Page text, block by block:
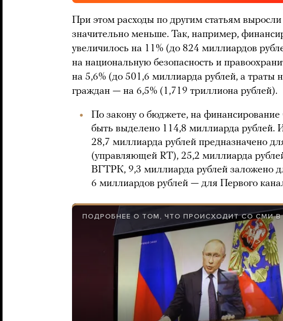
При этом расходы по другим статьям выросли
значительно меньше. Так, например,
увеличилось на 11% (до 824 миллиардов
на национальную безопасность и
на 5,6% (до 501,6 миллиарда рублей, а траты
граждан — на 6,5% (1,719 триллиона рублей).
По закону о бюджете, на
быть выделено 114,8 миллиарда рублей.
28,7 миллиарда рублей предназначено
(управляющей RT), 25,2 миллиарда
ВГТРК, 9,3 миллиарда рублей заложено
6 миллиардов рублей — для Первого
ПОДРОБНЕЕ О ТОМ, ЧТО ПРОИСХОДИТ СО СМИ В